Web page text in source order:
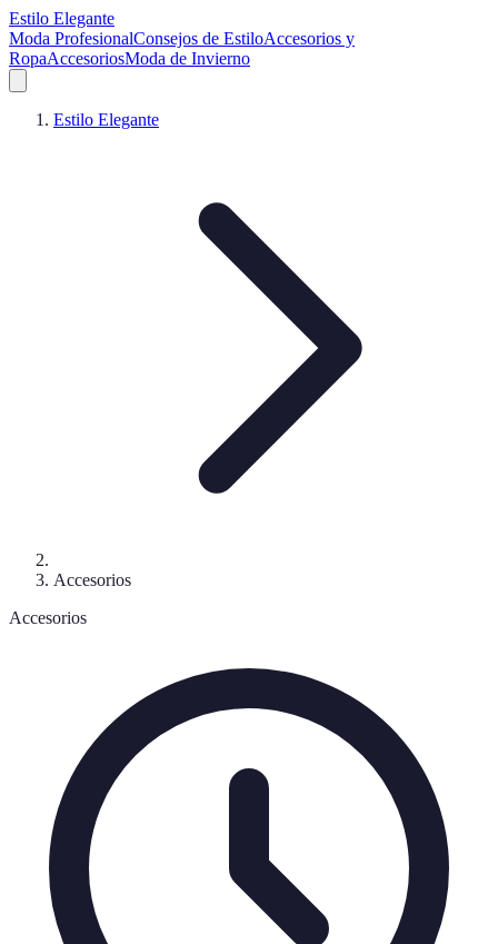
Estilo Elegante
Moda ProfesionalConsejos de EstiloAccesorios y
RopaAccesoriosModa de Invierno
Estilo Elegante
Accesorios
Accesorios